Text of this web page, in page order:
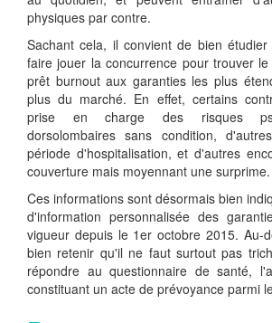
physiques par contre.
Sachant cela, il convient de bien
faire jouer la concurrence pour trouver
prêt burnout aux garanties les plus
plus du marché. En effet, certains
prise en charge des risques
dorsolombaires sans condition,
période d'hospitalisation, et d'autres
couverture mais moyennant une surprime.
Ces informations sont désormais bien
d'information personnalisée des
vigueur depuis le 1er octobre 2015. Au-
bien retenir qu'il ne faut surtout pas
répondre au questionnaire de santé,
constituant un acte de prévoyance parmi